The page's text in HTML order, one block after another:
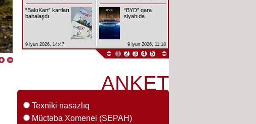
“BakıKart” kartları
bahalaşdı
9 iyun 2026, 14:47
“BYD” qara
siyahıda
9 iyun 2026, 11:18
1 2 3 4 5
ANKET
Texniki nasazlıq
Müctəba Xomenei (SEPAH)